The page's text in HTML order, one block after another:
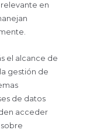
en
el alcance de
gestión de
de datos
acceder